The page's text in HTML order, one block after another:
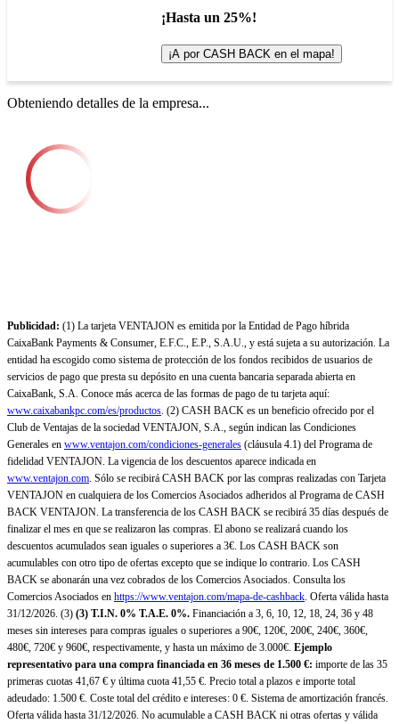
¡Hasta un 25%!
¡A por CASH BACK en el mapa!
Obteniendo detalles de la empresa...
Publicidad: (1) La tarjeta VENTAJON es emitida por la Entidad de Pago híbrida
CaixaBank Payments & Consumer, E.F.C., E.P., S.A.U., y está sujeta a su autorización. La
entidad ha escogido como sistema de protección de los fondos recibidos de usuarios de
servicios de pago que presta su depósito en una cuenta bancaria separada abierta en
CaixaBank, S.A. Conoce más acerca de las formas de pago de tu tarjeta aquí:
www.caixabankpc.com/es/productos. (2) CASH BACK es un beneficio ofrecido por el
Club de Ventajas de la sociedad VENTAJON, S.A., según indican las Condiciones
Generales en www.ventajon.com/condiciones-generales (cláusula 4.1) del Programa de
fidelidad VENTAJON. La vigencia de los descuentos aparece indicada en
www.ventajon.com. Sólo se recibirá CASH BACK por las compras realizadas con Tarjeta
VENTAJON en cualquiera de los Comercios Asociados adheridos al Programa de CASH
BACK VENTAJON. La transferencia de los CASH BACK se recibirá 35 días después de
finalizar el mes en que se realizaron las compras. El abono se realizará cuando los
descuentos acumulados sean iguales o superiores a 3€. Los CASH BACK son
acumulables con otro tipo de ofertas excepto que se indique lo contrario. Los CASH
BACK se abonarán una vez cobrados de los Comercios Asociados. Consulta los
Comercios Asociados en https://www.ventajon.com/mapa-de-cashback. Oferta válida hasta
31/12/2026. (3) (3) T.I.N. 0% T.A.E. 0%. Financiación a 3, 6, 10, 12, 18, 24, 36 y 48
meses sin intereses para compras iguales o superiores a 90€, 120€, 200€, 240€, 360€,
480€, 720€ y 960€, respectivamente, y hasta un máximo de 3.000€. Ejemplo
representativo para una compra financiada en 36 meses de 1.500 €: importe de las 35
primeras cuotas 41,67 € y última cuota 41,55 €. Precio total a plazos e importe total
adeudado: 1.500 €. Coste total del crédito e intereses: 0 €. Sistema de amortización francés.
Oferta válida hasta 31/12/2026. No acumulable a CASH BACK ni otras ofertas y válida